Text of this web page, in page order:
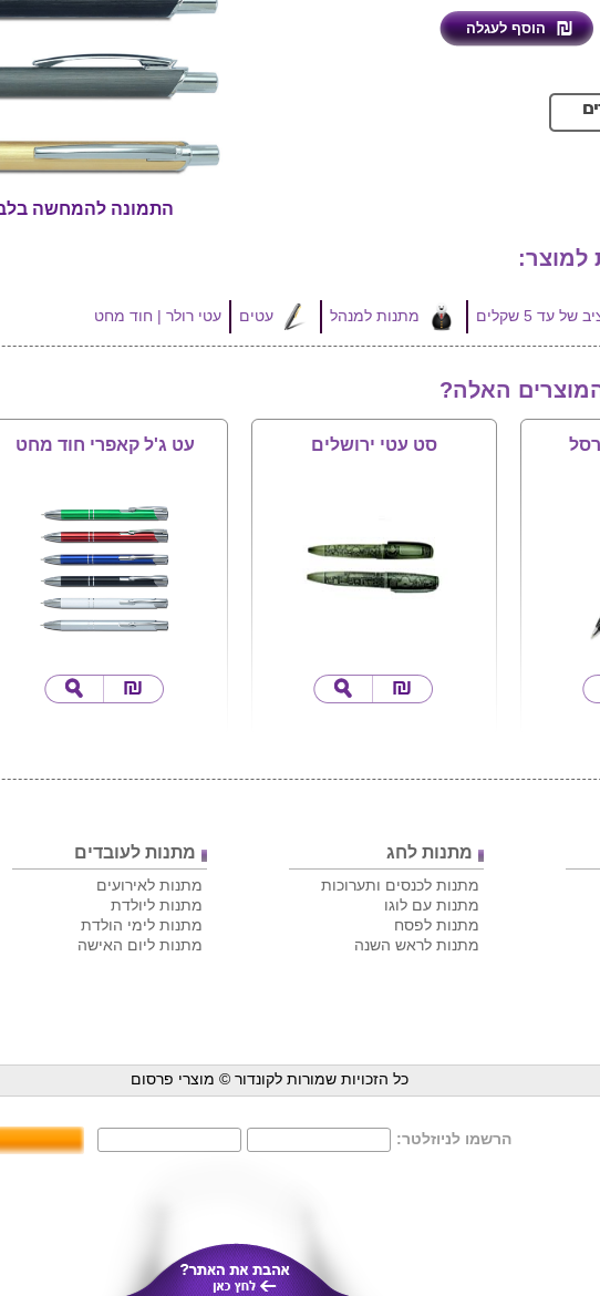
התמונה להמחשה
למוצר:
עד 5 שקלים מתנות למנהל עטים עטי רולר | חוד מחט
האלה?
סט עטי ירושלים עט ג'ל קאפרי חוד מחט
מתנות לחג
מתנות לכנסים ותערוכות
מתנות עם לוגו
מתנות לפסח
מתנות לראש השנה
מתנות לעובדים
מתנות לאירועים
מתנות ליולדת
מתנות לימי הולדת
מתנות ליום האישה
כל הזכויות שמורות לקונדור © מוצרי פרסום
הרשמו לניוזלטר: